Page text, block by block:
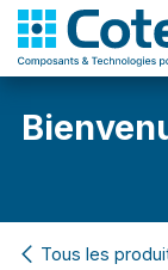
Tous les